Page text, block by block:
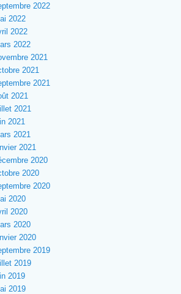
2022
2022
2022
2022
2021
2021
2021
2021
2021
2021
2021
2021
2020
2020
2020
2020
2020
2020
2020
2019
2019
2019
2019